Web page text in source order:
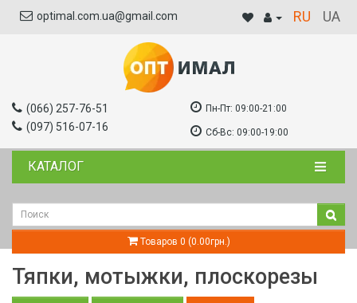
optimal.com.ua@gmail.com RU UA
(066) 257-76-51
(097) 516-07-16
Пн-Пт: 09:00-21:00
Сб-Вс: 09:00-19:00
КАТАЛОГ
Товаров 0 (0.00грн.)
Тяпки, мотыжки, плоскорезы